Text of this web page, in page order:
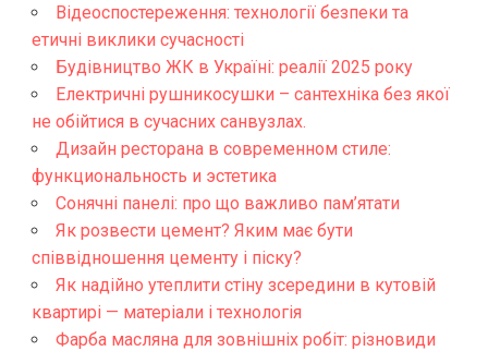
Відеоспостереження: технології безпеки та
етичні виклики сучасності
Будівництво ЖК в Україні: реалії 2025 року
Електричні рушникосушки – сантехніка без якої
не обійтися в сучасних санвузлах.
Дизайн ресторана в современном стиле:
функциональность и эстетика
Сонячні панелі: про що важливо пам’ятати
Як розвести цемент? Яким має бути
співвідношення цементу і піску?
Як надійно утеплити стіну зсередини в кутовій
квартирі — матеріали і технологія
Фарба масляна для зовнішніх робіт: різновиди